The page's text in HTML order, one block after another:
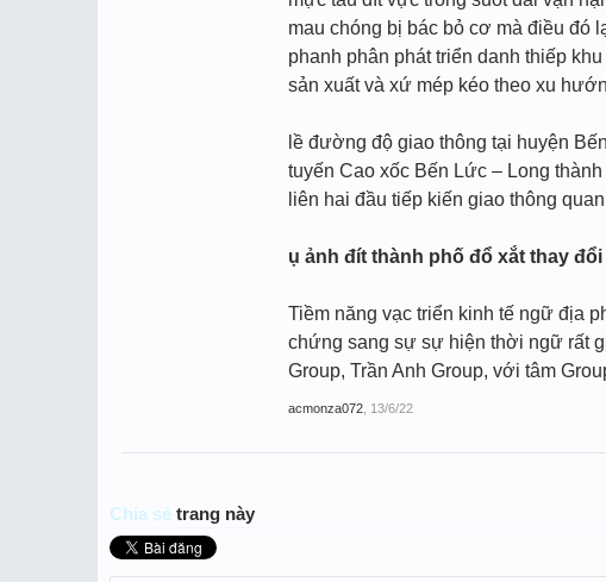
mau chóng bị bác bỏ cơ mà điều đó
phanh phân phát triển danh thiếp
sản xuất và xứ mép kéo theo xu
lề đường độ giao thông tại huyện
tuyến Cao xốc Bến Lức – Long
liên hai đầu tiếp kiến giao thông
ụ ảnh đít thành phố đổ xắt thay
Tiềm năng vạc triển kinh tế ngữ địa
chứng sang sự sự hiện thời ngữ rất
Group, Trần Anh Group, với tâm
acmonza072 13/6/22
Chia sẻ trang này